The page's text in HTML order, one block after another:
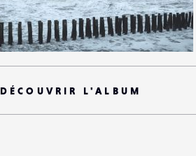
31
DÉCOUVRIR L'ALBUM